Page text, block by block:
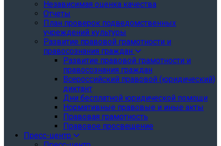
Независимая оценка качества
Отчеты
План проверок подведомственных
учреждений культуры
Развитие правовой грамотности и
правосознания граждан
Развитие правовой грамотности и
правосознания граждан
Всероссийский правовой (юридический)
диктант
Дни бесплатной юридической помощи
Нормативные правовые и иные акты
Правовая грамотность
Правовое просвещение
Пресс-центр